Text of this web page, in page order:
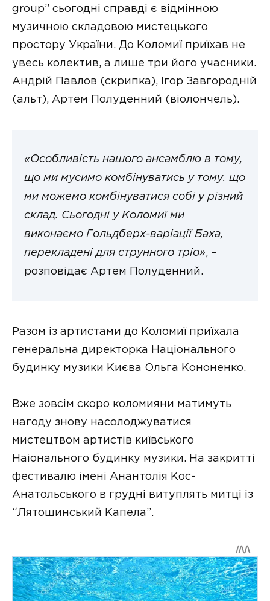
group” сьогодні справді є відмінною
музичною складовою мистецького
простору України. До Коломиї приїхав не
увесь колектив, а лише три його учасники.
Андрій Павлов (скрипка), Ігор Завгородній
(альт), Артем Полуденний (віолончель).
«Особливість нашого ансамблю в тому,
що ми мусимо комбінуватись у тому. що
ми можемо комбінуватися собі у різний
склад. Сьогодні у Коломиї ми
виконаємо Гольдберх-варіації Баха,
перекладені для струнного тріо», –
розповідає Артем Полуденний.
Разом із артистами до Коломиї приїхала
генеральна директорка Національного
будинку музики Києва Ольга Кононенко.
Вже зовсім скоро коломияни матимуть
нагоду знову насолоджуватися
мистецтвом артистів київського
Наіонального будинку музики. На закритті
фестивалю імені Анантолія Кос-
Анатольського в грудні витуплять митці із
“Лятошинський Капела”.